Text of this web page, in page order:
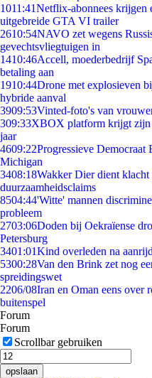
1011:41Netflix-abonnees krijgen
uitgebreide GTA VI trailer
2610:54NAVO zet wegens
gevechtsvliegtuigen in
1410:46Accell, moederbedrijf
betaling aan
1910:44Drone met explosieven
hybride aanval
3909:53Vinted-foto's van
309:33XBOX platform krijgt zijn
jaar
4609:22Progressieve
Michigan
3408:18Wakker Dier dient
duurzaamheidsclaims
8504:44'Witte' mannen
probleem
2703:06Doden bij Oekraïense
Petersburg
3401:01Kind overleden na
5300:28Van den Brink zet nog
spreidingswet
2206/08Iran en Oman eens over
buitenspel
Forum
Forum
Scrollbar gebruiken
opslaan